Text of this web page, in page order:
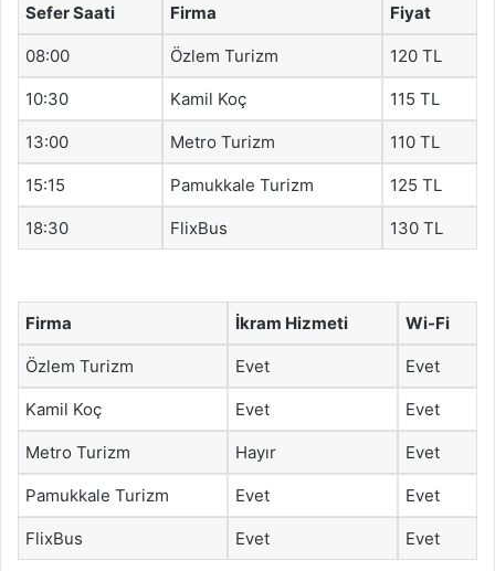
Sefer Saati Firma Fiyat
08:00 Özlem Turizm 120 TL
10:30 Kamil Koç 115 TL
13:00 Metro Turizm 110 TL
15:15 Pamukkale Turizm 125 TL
18:30 FlixBus 130 TL
Firma İkram Hizmeti Wi-Fi
Özlem Turizm Evet Evet
Kamil Koç Evet Evet
Metro Turizm Hayır Evet
Pamukkale Turizm Evet Evet
FlixBus Evet Evet